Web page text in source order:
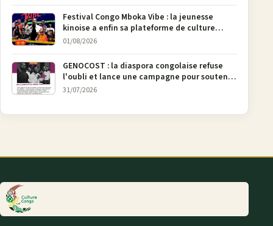
Festival Congo Mboka Vibe : la jeunesse
kinoise a enfin sa plateforme de culture
urbaine
01/08/2026
GENOCOST : la diaspora congolaise refuse
l'oubli et lance une campagne pour soutenir
la pétition FONAREV depuis Bruxelles
31/07/2026